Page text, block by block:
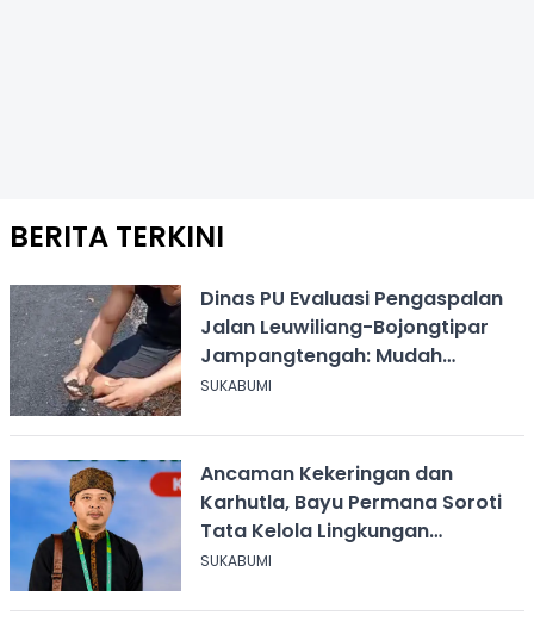
BERITA TERKINI
Dinas PU Evaluasi Pengaspalan
Jalan Leuwiliang-Bojongtipar
Jampangtengah: Mudah
Mengelupas
SUKABUMI
Ancaman Kekeringan dan
Karhutla, Bayu Permana Soroti
Tata Kelola Lingkungan
Sukabumi
SUKABUMI